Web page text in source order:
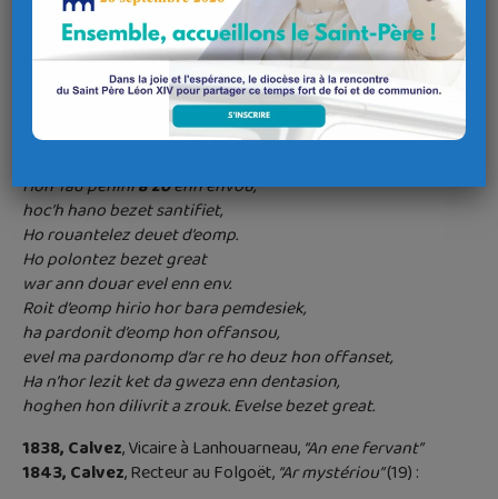
Pardounit deomp hon offançou
evel ma pardounomp d’ar re pere o deus hon offanset,
ha na bermetit quet e couezzemp e temptation
Maes hon dilivrit dious pep drouc. Amen.
Henry, 1842 et 1865(18) :
Hon Tad pehinia zoenn envou,
hoc’h hano bezet santifiet,
Ho rouantelez deuet d’eomp.
Ho polontez bezet great
war ann douar evel enn env.
Roit d’eomp hirio hor bara pemdesiek,
ha pardonit d’eomp hon offansou,
evel ma pardonomp d’ar re ho deuz hon offanset,
Ha n’hor lezit ket da gweza enn dentasion,
hoghen hon dilivrit a zrouk. Evelse bezet great.
1838, Calvez, Vicaire à Lanhouarneau, “An ene fervant”
1843, Calvez, Recteur au Folgoët, “Ar mystériou”(19) :